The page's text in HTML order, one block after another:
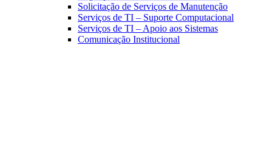
Solicitação de Serviços de Manutenção
Serviços de TI – Suporte Computacional
Serviços de TI – Apoio aos Sistemas
Comunicação Institucional